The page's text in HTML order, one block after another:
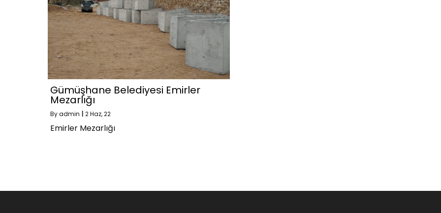
Gümüşhane Belediyesi Emirler
Mezarlığı
Byadmin 2Haz, 22
Emirler Mezarlığı